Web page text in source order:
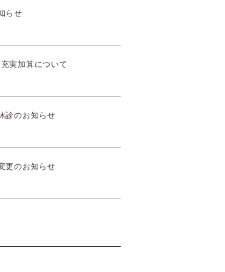
らせ
実加算について
診のお知らせ
更のお知らせ